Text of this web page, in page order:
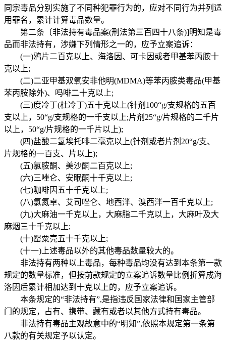
同宗毒品分别实施了不同种犯罪行为的，应对不同行为并列适
用罪名，累计计算毒品数量。
第二条〔非法持有毒品案(刑法第三百四十八条)]明知是毒
品而非法持有，涉嫌下列情形之一的，应予立案追诉：
(一)鸦片二百克以上、海洛因、可卡因或者甲基苯丙胺十
克以上;
(二)二亚甲基双氧安非他明(MDMA)等苯丙胺类毒品(甲基
苯丙胺除外)、吗啡二十克以上;
(三)度冷丁(杜冷丁)五十克以上(针剂100“g/支规格的五百
支以上，50“g/支规格的一千支以上;片剂25“g/片规格的二千片
以上，50“g/片规格的一千片以上);
(四)盐酸二氢埃托啡二毫克以上(针剂或者片剂20“g/支、
片规格的一百支、片以上);
(五)氯胺酮、美沙酮二百克以上;
(六)三唑仑、安眠酮十千克以上;
(七)咖啡因五十千克以上;
(八)氯氮卓、艾司唑仑、地西泮、溴西泮一百千克以上;
(九)大麻油一千克以上，大麻脂二千克以上，大麻叶及大
麻烟三十千克以上;
(十)罂粟壳五十千克以上;
(十一)上述毒品以外的其他毒品数量较大的。
非法持有两种以上毒品，每种毒品均没有达到本条第一款
规定的数量标准，但按前款规定的立案追诉数量比例折算成海
洛因后累计相加达到十克以上的，应予立案追诉。
本条规定的“非法持有”,是指违反国家法律和国家主管部
门的规定，占有、携带、藏有或者以其他方式持有毒品。
非法持有毒品主观故意中的“明知”,依照本规定第一条第
八款的有关规定予以认定。